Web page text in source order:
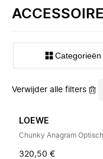
Categorieën
Verwijder alle filters
LOEWE
320,50 €